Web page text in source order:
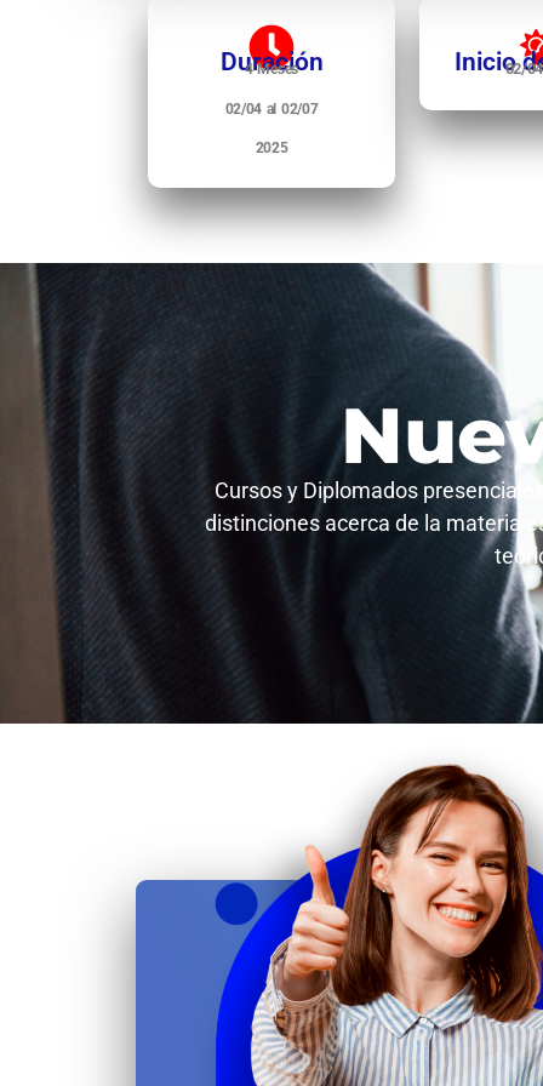
Duración
4 Meses
02/04 al 02/07
2025
Inicio02/
Cursos y Diplomados
distinciones acerca de la materia